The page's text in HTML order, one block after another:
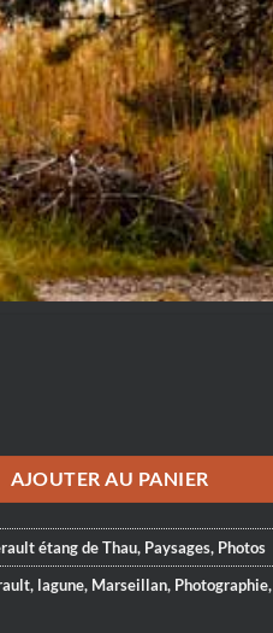
AJOUTER AU PANIER
étang de Thau, Paysages, Photos
, lagune, Marseillan, Photographie,